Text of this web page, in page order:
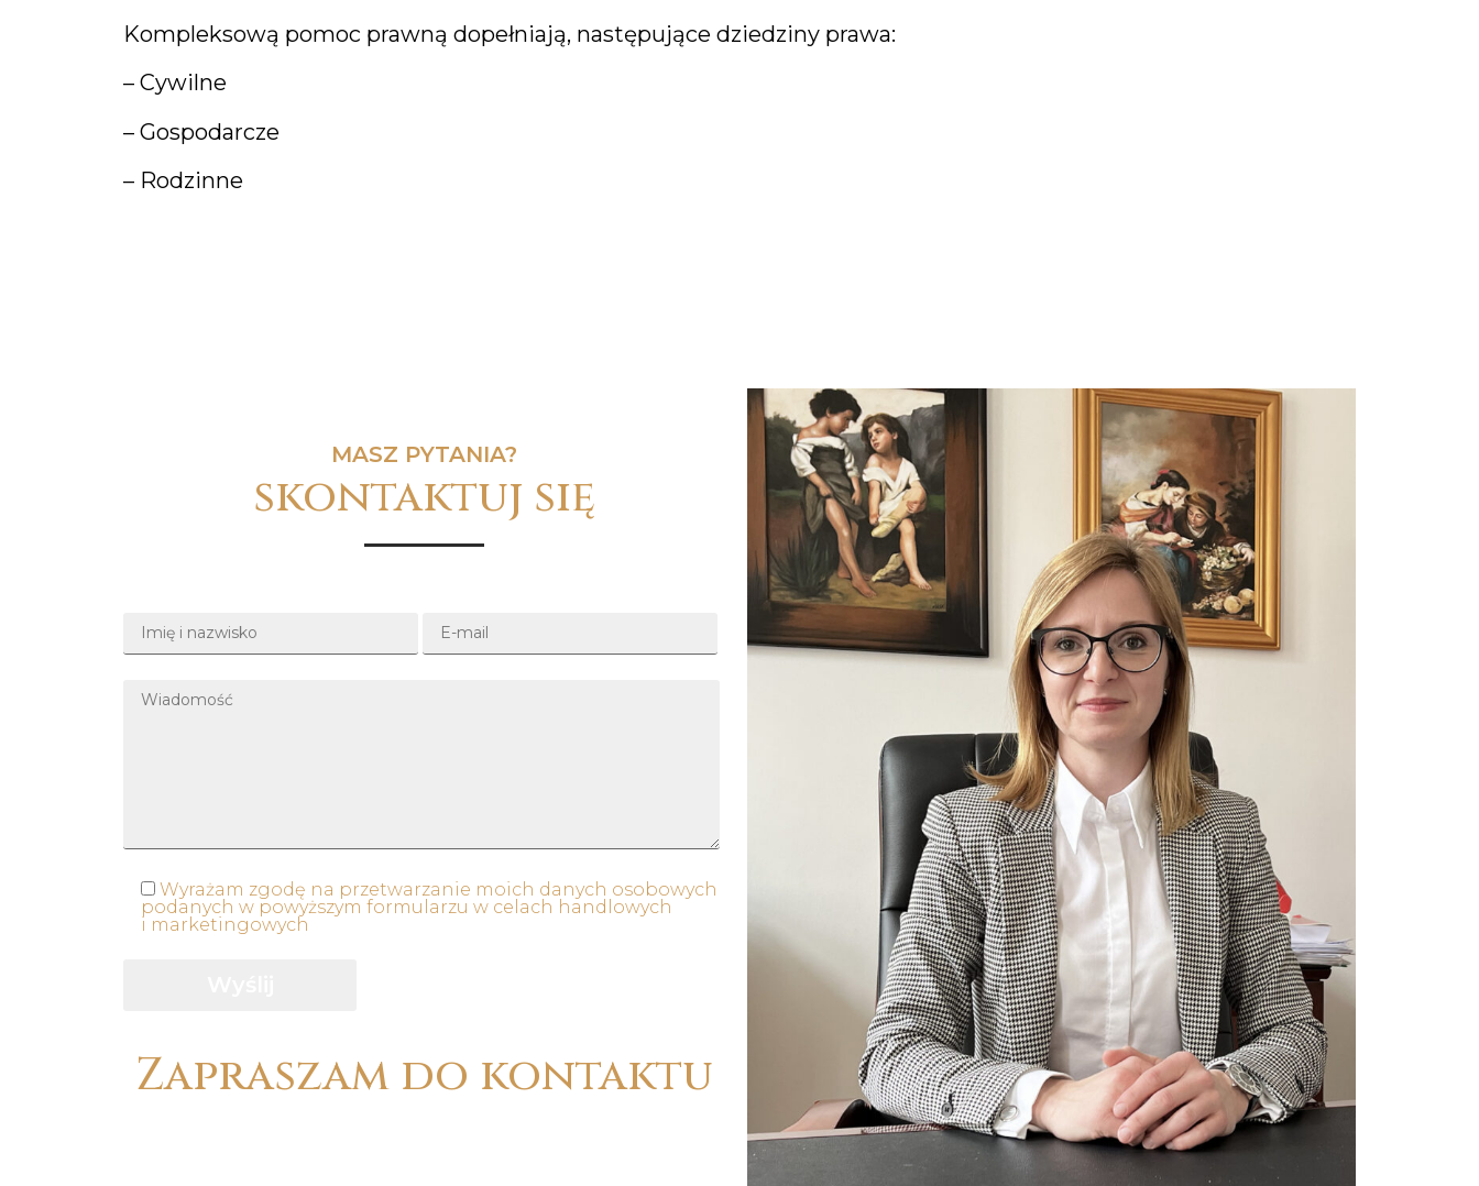
Kompleksową pomoc prawną dopełniają, następujące dziedziny prawa:
– Cywilne
– Gospodarcze
– Rodzinne
MASZ PYTANIA?
skontaktuj się
Wyrażam zgodę na przetwarzanie moich danych osobowych
podanych w powyższym formularzu w celach handlowych
i marketingowych
Zapraszam do kontaktu